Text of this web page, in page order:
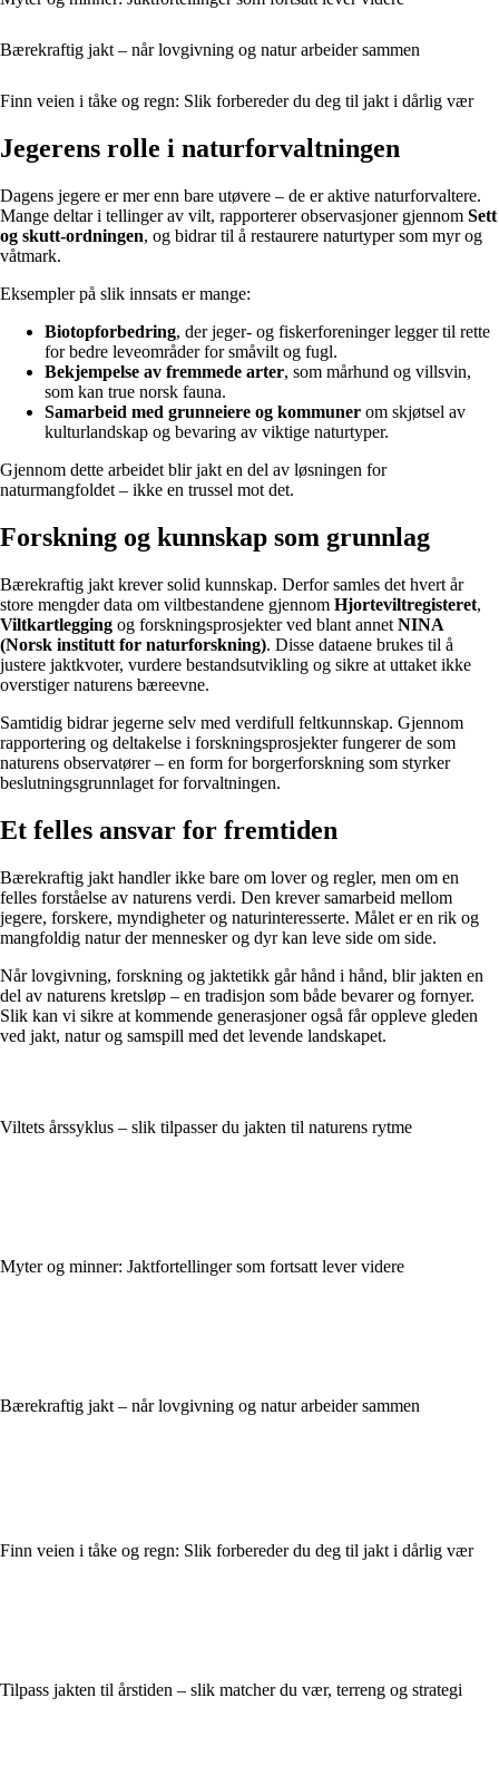
Bærekraftig jakt – når lovgivning og natur arbeider sammen
Finn veien i tåke og regn: Slik forbereder du deg til jakt i dårlig vær
Jegerens rolle i naturforvaltningen
Dagens jegere er mer enn bare utøvere – de er aktive naturforvaltere.
Mange deltar i tellinger av vilt, rapporterer observasjoner gjennom Sett
og skutt-ordningen, og bidrar til å restaurere naturtyper som myr og
våtmark.
Eksempler på slik innsats er mange:
Biotopforbedring, der jeger- og fiskerforeninger legger til rette
for bedre leveområder for småvilt og fugl.
Bekjempelse av fremmede arter, som mårhund og villsvin,
som kan true norsk fauna.
Samarbeid med grunneiere og kommuner om skjøtsel av
kulturlandskap og bevaring av viktige naturtyper.
Gjennom dette arbeidet blir jakt en del av løsningen for
naturmangfoldet – ikke en trussel mot det.
Forskning og kunnskap som grunnlag
Bærekraftig jakt krever solid kunnskap. Derfor samles det hvert år
store mengder data om viltbestandene gjennom Hjorteviltregisteret,
Viltkartlegging og forskningsprosjekter ved blant annet NINA
(Norsk institutt for naturforskning). Disse dataene brukes til å
justere jaktkvoter, vurdere bestandsutvikling og sikre at uttaket ikke
overstiger naturens bæreevne.
Samtidig bidrar jegerne selv med verdifull feltkunnskap. Gjennom
rapportering og deltakelse i forskningsprosjekter fungerer de som
naturens observatører – en form for borgerforskning som styrker
beslutningsgrunnlaget for forvaltningen.
Et felles ansvar for fremtiden
Bærekraftig jakt handler ikke bare om lover og regler, men om en
felles forståelse av naturens verdi. Den krever samarbeid mellom
jegere, forskere, myndigheter og naturinteresserte. Målet er en rik og
mangfoldig natur der mennesker og dyr kan leve side om side.
Når lovgivning, forskning og jaktetikk går hånd i hånd, blir jakten en
del av naturens kretsløp – en tradisjon som både bevarer og fornyer.
Slik kan vi sikre at kommende generasjoner også får oppleve gleden
ved jakt, natur og samspill med det levende landskapet.
Viltets årssyklus – slik tilpasser du jakten til naturens rytme
Myter og minner: Jaktfortellinger som fortsatt lever videre
Bærekraftig jakt – når lovgivning og natur arbeider sammen
Finn veien i tåke og regn: Slik forbereder du deg til jakt i dårlig vær
Tilpass jakten til årstiden – slik matcher du vær, terreng og strategi